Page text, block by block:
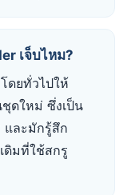
เจ็บไหม?
โดยทั่วไปให้
ดใหม่ ซึ่งเป็น
และมักรู้สึก
ดิมที่ใช้สกรู